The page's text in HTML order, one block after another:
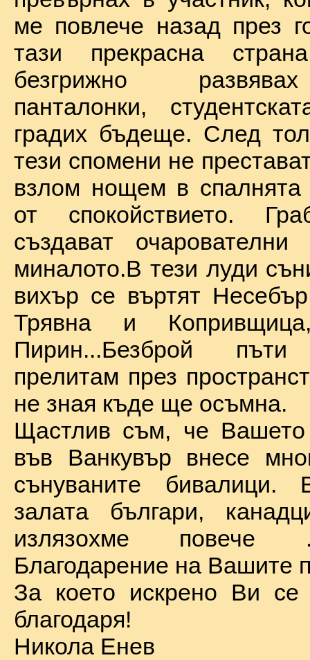
ме повлече назад през
тази прекрасна
безгрижно
панталонки,
градих бъдеще. След
тези спомени не
взлом нощем в спалнята
от спокойствието.
създават
миналото.В тези луди
вихър се въртят
Трявна и
Пирин...Безброй
прелитам през
не зная къде ще осъмна.
Щастлив съм, че Вашето
във Ванкувър внесе
сънуваните бивалици.
залата българи,
излязохме
Благодарение на Вашите
За което искрено Ви се
благодаря!
Никола Енев